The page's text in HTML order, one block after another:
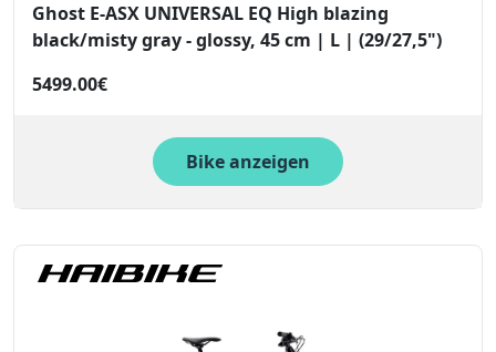
Ghost E-ASX UNIVERSAL EQ High blazing
black/misty gray - glossy, 45 cm | L | (29/27,5")
5499.00€
Bike anzeigen